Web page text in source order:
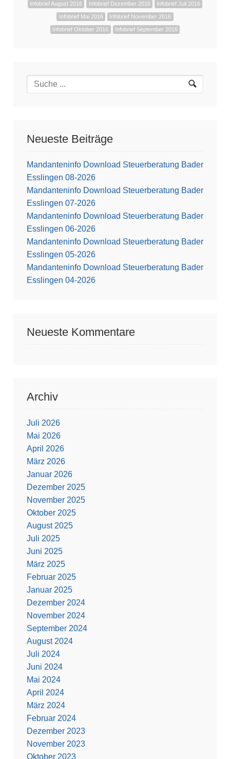
Infobrief August 2016 Infobrief Dezember 2016 Infobrief Juli 2016
Infobrief Mai 2016 Infobrief November 2016
Infobrief Oktober 2016 Infobrief September 2016
Neueste Beiträge
Mandanteninfo Download Steuerberatung Bader
Esslingen 08-2026
Mandanteninfo Download Steuerberatung Bader
Esslingen 07-2026
Mandanteninfo Download Steuerberatung Bader
Esslingen 06-2026
Mandanteninfo Download Steuerberatung Bader
Esslingen 05-2026
Mandanteninfo Download Steuerberatung Bader
Esslingen 04-2026
Neueste Kommentare
Archiv
Juli 2026
Mai 2026
April 2026
März 2026
Januar 2026
Dezember 2025
November 2025
Oktober 2025
August 2025
Juli 2025
Juni 2025
März 2025
Februar 2025
Januar 2025
Dezember 2024
November 2024
September 2024
August 2024
Juli 2024
Juni 2024
Mai 2024
April 2024
März 2024
Februar 2024
Dezember 2023
November 2023
Oktober 2023